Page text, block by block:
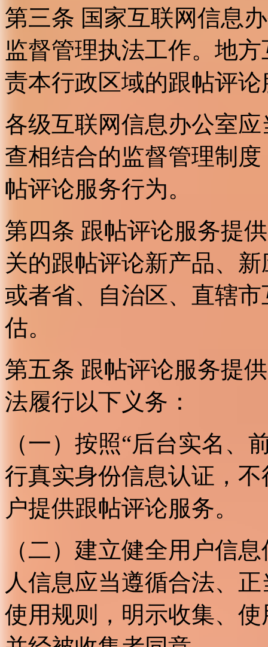
第三条 国家互联网信息
监督管理执法工作。地
责本行政区域的跟帖评
各级互联网信息办公室
查相结合的监督管理制
帖评论服务行为。
第四条 跟帖评论服务提
关的跟帖评论新产品、
或者省、自治区、直辖
估。
第五条 跟帖评论服务提
法履行以下义务：
（一）按照“后台实名、
行真实身份信息认证，
户提供跟帖评论服务。
（二）建立健全用户信
人信息应当遵循合法、
使用规则，明示收集、